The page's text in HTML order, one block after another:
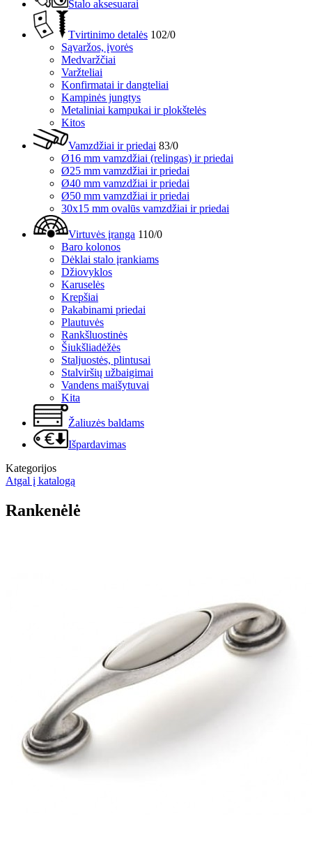
Stalo aksesuarai
Tvirtinimo detalės 102/0
Sąvaržos, įvorės
Medvaržčiai
Varžteliai
Konfirmatai ir dangteliai
Kampinės jungtys
Metaliniai kampukai ir plokštelės
Kitos
Vamzdžiai ir priedai 83/0
Ø16 mm vamzdžiai (relingas) ir priedai
Ø25 mm vamzdžiai ir priedai
Ø40 mm vamzdžiai ir priedai
Ø50 mm vamzdžiai ir priedai
30x15 mm ovalūs vamzdžiai ir priedai
Virtuvės įranga 110/0
Baro kolonos
Dėklai stalo įrankiams
Džiovyklos
Karuselės
Krepšiai
Pakabinami priedai
Plautuvės
Rankšluostinės
Šiukšliadėžės
Staljuostės, plintusai
Stalviršių užbaigimai
Vandens maišytuvai
Kita
Žaliuzės baldams
Išpardavimas
Kategorijos
Atgal į katalogą
Rankenėlė